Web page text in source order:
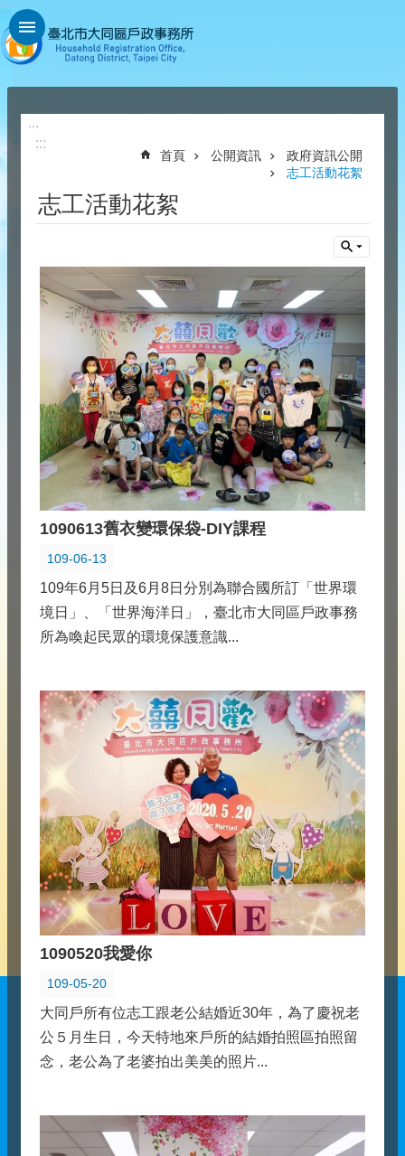
跳到主要內容區塊
:::
:::
:::
首頁 公開資訊
政府資訊公開
志工活動花絮
志工活動花絮
1090613舊衣變環保袋-DIY課程
109-06-13
109年6月5日及6月8日分別為聯合國所訂「世界環
境日」、「世界海洋日」，臺北市大同區戶政事務
所為喚起民眾的環境保護意識...
1090520我愛你
109-05-20
大同戶所有位志工跟老公結婚近30年，為了慶祝老
公５月生日，今天特地來戶所的結婚拍照區拍照留
念，老公為了老婆拍出美美的照片...